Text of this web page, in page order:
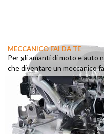
MECCANICO FAI DA TE
Per gli amanti di moto e auto
che diventare un meccanico